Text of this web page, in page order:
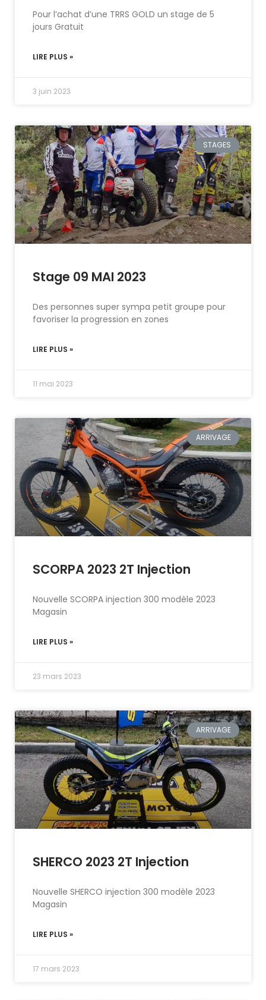
Pour l’achat d’une TRRS GOLD un stage de 5
jours Gratuit
LIRE PLUS »
3 juin 2023
STAGES
Stage 09 MAI 2023
Des personnes super sympa petit groupe pour
favoriser la progression en zones
LIRE PLUS »
11 mai 2023
ARRIVAGE
SCORPA 2023 2T Injection
Nouvelle SCORPA injection 300 modèle 2023
Magasin
LIRE PLUS »
23 mars 2023
ARRIVAGE
SHERCO 2023 2T Injection
Nouvelle SHERCO injection 300 modèle 2023
Magasin
LIRE PLUS »
17 mars 2023